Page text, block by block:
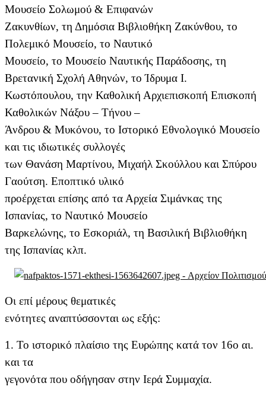
Μουσείο Σολωμού & Επιφανών
Ζακυνθίων, τη Δημόσια Βιβλιοθήκη Ζακύνθου, το
Πολεμικό Μουσείο, το Ναυτικό
Μουσείο, το Μουσείο Ναυτικής Παράδοσης, τη
Βρετανική Σχολή Αθηνών, το Ίδρυμα Ι.
Κωστόπουλου, την Καθολική Αρχιεπισκοπή Επισκοπή
Καθολικών Νάξου – Τήνου –
Άνδρου & Μυκόνου, το Ιστορικό Εθνολογικό Μουσείο
και τις ιδιωτικές συλλογές
των Θανάση Μαρτίνου, Μιχαήλ Σκούλλου και Σπύρου
Γαούτση. Εποπτικό υλικό
προέρχεται επίσης από τα Αρχεία Σιμάνκας της
Ισπανίας, το Ναυτικό Μουσείο
Βαρκελώνης, το Εσκοριάλ, τη Βασιλική Βιβλιοθήκη
της Ισπανίας κλπ.
Οι επί μέρους θεματικές
ενότητες αναπτύσσονται ως εξής:
1. Το ιστορικό πλαίσιο της Ευρώπης κατά τον 16ο αι.
και τα
γεγονότα που οδήγησαν στην Ιερά Συμμαχία.